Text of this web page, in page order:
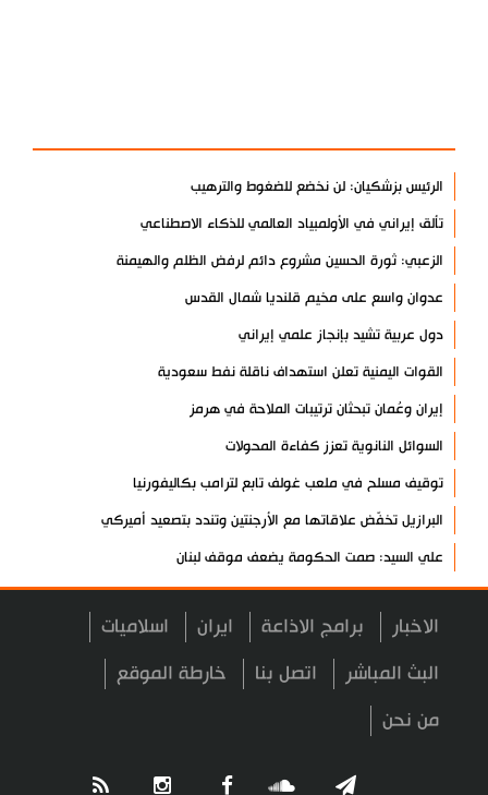
الرئيس بزشكيان: لن نخضع للضغوط والترهيب
تألق إيراني في الأولمبياد العالمي للذكاء الاصطناعي
الزعبي: ثورة الحسين مشروع دائم لرفض الظلم والهيمنة
عدوان واسع على مخيم قلنديا شمال القدس
دول عربية تشيد بإنجاز علمي إيراني
القوات اليمنية تعلن استهداف ناقلة نفط سعودية
إيران وعُمان تبحثان ترتيبات الملاحة في هرمز
السوائل النانوية تعزز كفاءة المحولات
توقيف مسلح في ملعب غولف تابع لترامب بكاليفورنيا
البرازيل تخفّض علاقاتها مع الأرجنتين وتندد بتصعيد أميركي
علي السيد: صمت الحكومة يضعف موقف لبنان
انخفاض حاد في مخزون الصواريخ الأمريكية
العراق يعلن نجاح خطة زيارة الأربعين
رضائي: إيران جاهزة للدفاع عن سيادتها
رئيس بلدية طهران يلتقي مع متولي العتبة الحسينية ومحافظ كربلاء
الاخبار برامج الاذاعة ايران اسلاميات
البث المباشر اتصل بنا خارطة الموقع
من نحن